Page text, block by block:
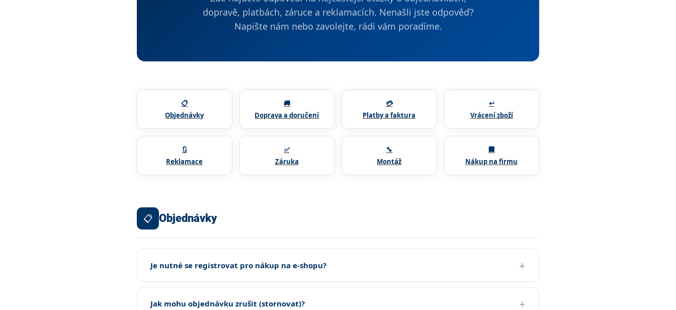
dopravě, platbách, záruce a reklamacích. Nenašli jste odpověď?
Napište nám nebo zavolejte, rádi vám poradíme.
📋
Objednávky
🚚
Doprava a doručení
💳
Platby a faktura
↩️
Vrácení zboží
🔃
Reklamace
✅
Záruka
🔧
Montáž
🏢
Nákup na firmu
📋 Objednávky
Je nutné se registrovat pro nákup na e-shopu?
Jak mohu objednávku zrušit (stornovat)?